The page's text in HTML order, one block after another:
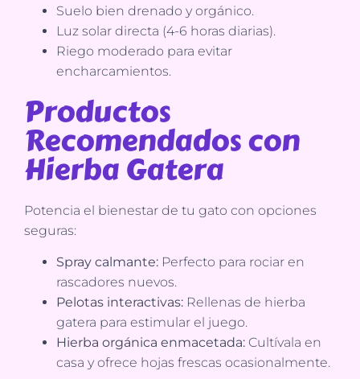
Suelo bien drenado y orgánico.
Luz solar directa (4-6 horas diarias).
Riego moderado para evitar
encharcamientos.
Productos
Recomendados con
Hierba Gatera
Potencia el bienestar de tu gato con opciones
seguras:
Spray calmante: Perfecto para rociar en
rascadores nuevos.
Pelotas interactivas: Rellenas de hierba
gatera para estimular el juego.
Hierba orgánica enmacetada: Cultívala en
casa y ofrece hojas frescas ocasionalmente.